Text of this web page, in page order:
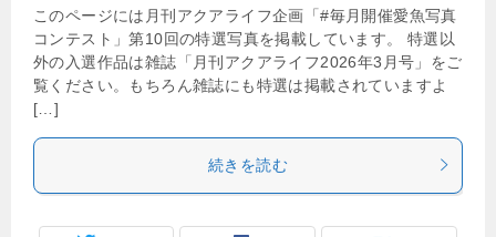
このページには月刊アクアライフ企画「#毎月開催愛魚写真
コンテスト」第10回の特選写真を掲載しています。 特選以
外の入選作品は雑誌「月刊アクアライフ2026年3月号」をご
覧ください。もちろん雑誌にも特選は掲載されていますよ
[…]
続きを読む